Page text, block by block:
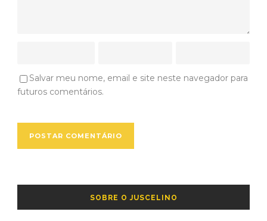
Salvar meu nome, email e site neste navegador para
futuros comentários.
SOBRE O JUSCELINO